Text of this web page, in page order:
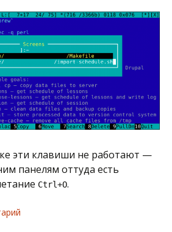
эти клавиши не работают —
панелям оттуда есть
Ctrl+O.